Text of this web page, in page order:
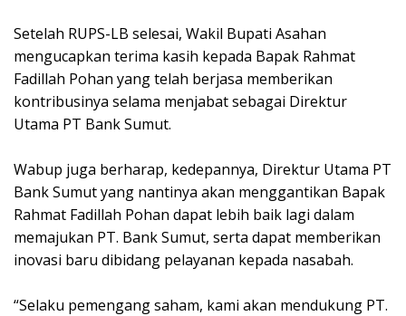
Setelah RUPS-LB selesai, Wakil Bupati Asahan
mengucapkan terima kasih kepada Bapak Rahmat
Fadillah Pohan yang telah berjasa memberikan
kontribusinya selama menjabat sebagai Direktur
Utama PT Bank Sumut.
Wabup juga berharap, kedepannya, Direktur Utama PT
Bank Sumut yang nantinya akan menggantikan Bapak
Rahmat Fadillah Pohan dapat lebih baik lagi dalam
memajukan PT. Bank Sumut, serta dapat memberikan
inovasi baru dibidang pelayanan kepada nasabah.
“Selaku pemengang saham, kami akan mendukung PT.